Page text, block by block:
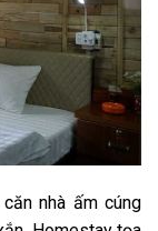
nhà ấm cúng